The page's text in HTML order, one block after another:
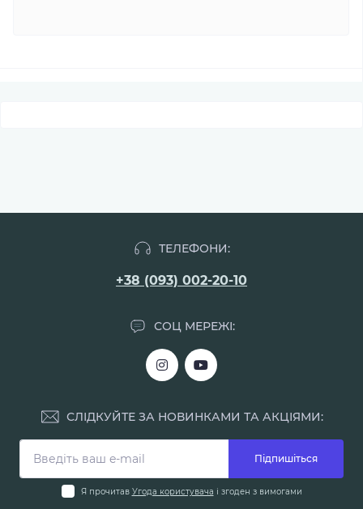
ТЕЛЕФОНИ:
+38 (093) 002-20-10
СОЦ МЕРЕЖІ:
СЛІДКУЙТЕ ЗА НОВИНКАМИ ТА АКЦІЯМИ:
Підпишіться
Я прочитав Угода користувача і згоден з вимогами